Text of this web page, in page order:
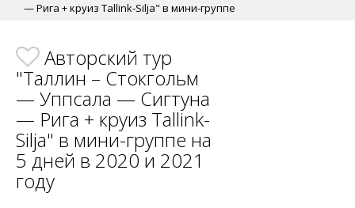
— Рига + круиз Tallink-Silja" в мини-группе
Авторский тур
"Таллин – Стокгольм
— Уппсала — Сигтуна
— Рига + круиз Tallink-
Silja" в мини-группе на
5 дней в 2020 и 2021
году